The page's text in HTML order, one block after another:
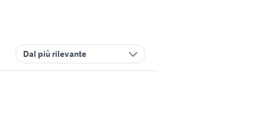
Dal più rilevante